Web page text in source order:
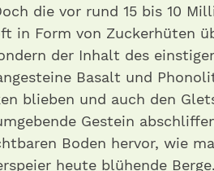
die vor rund 15 bis 10
in Form von Zuckerhüten
der Inhalt des
Basalt und
blieben und auch den
Gestein
Boden hervor, wie
heute blühende Berge.